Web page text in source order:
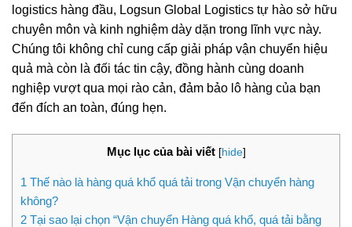
logistics hàng đầu, Logsun Global Logistics tự hào sở hữu
chuyên môn và kinh nghiệm dày dặn trong lĩnh vực này.
Chúng tôi không chỉ cung cấp giải pháp vận chuyển hiệu
quả mà còn là đối tác tin cậy, đồng hành cùng doanh
nghiệp vượt qua mọi rào cản, đảm bảo lô hàng của bạn
đến đích an toàn, đúng hẹn.
Mục lục của bài viết [hide]
1 Thế nào là hàng quá khổ quá tải trong Vận chuyển hàng
không?
2 Tại sao lại chọn “Vận chuyển Hàng quá khổ, quá tải bằng